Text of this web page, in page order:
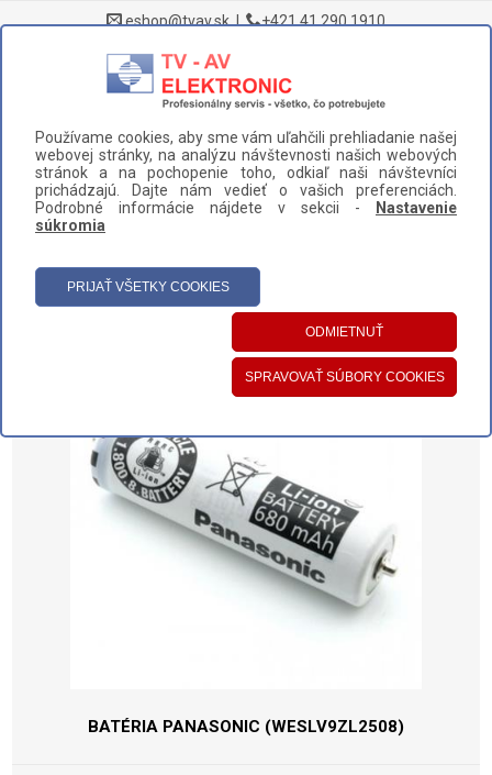
eshop@tvav.sk| +421 41 290 1910
DOMOV > NÁHRADNÉ DIELY A PRÍSLUŠENSTVO >
HOLIACE STROJČEKY A ZASTRIHÁVAČE BATÉRIE >
BATÉRIA PANASONIC (WESLV9ZL2508)
HLAVNÉ MENU
KATEGÓRIE
BATÉRIA PANASONIC (WESLV9ZL2508)
Používame cookies, aby sme vám uľahčili prehliadanie našej
webovej stránky, na analýzu návštevnosti našich webových
stránok a na pochopenie toho, odkiaľ naši návštevníci
prichádzajú. Dajte nám vedieť o vašich preferenciách.
Podrobné informácie nájdete v sekcii -
Nastavenie
súkromia